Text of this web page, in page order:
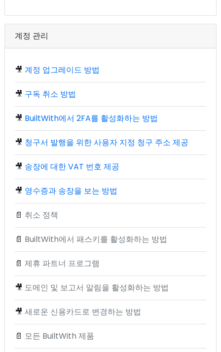
계정 관리
🎥 계정 업그레이드 방법
🎥 구독 취소 방법
🎥 BuiltWith에서 2FA를 활성화하는 방법
🎥 청구서 발행을 위한 사용자 지정 청구 주소 제공
🎥 송장에 대한 VAT 번호 제공
🎥 영수증과 송장을 보는 방법
📄 취소 정책
📄 BuiltWith에서 패스키를 활성화하는 방법
📄 제휴 파트너 프로그램
🎥 도메인 및 보고서 알림을 활성화하는 방법
🎥 새로운 신용카드로 변경하는 방법
📄 모든 BuiltWith 제품